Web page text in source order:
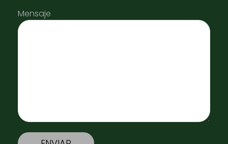
Mensaje